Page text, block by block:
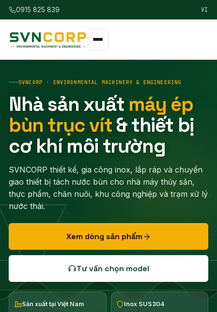
0915 825 839 VI
SVNCORP · ENVIRONMENTAL MACHINERY & ENGINEERING
Nhà sản xuất máy ép
bùn trục vít& thiết bị
cơ khí môi trường
SVNCORP thiết kế, gia công inox, lắp ráp và chuyển
giao thiết bị tách nước bùn cho nhà máy thủy sản,
thực phẩm, chăn nuôi, khu công nghiệp và trạm xử lý
nước thải.
Xem dòng sản phẩm
Tư vấn chọn model
Sản xuất tại Việt Nam Inox SUS304